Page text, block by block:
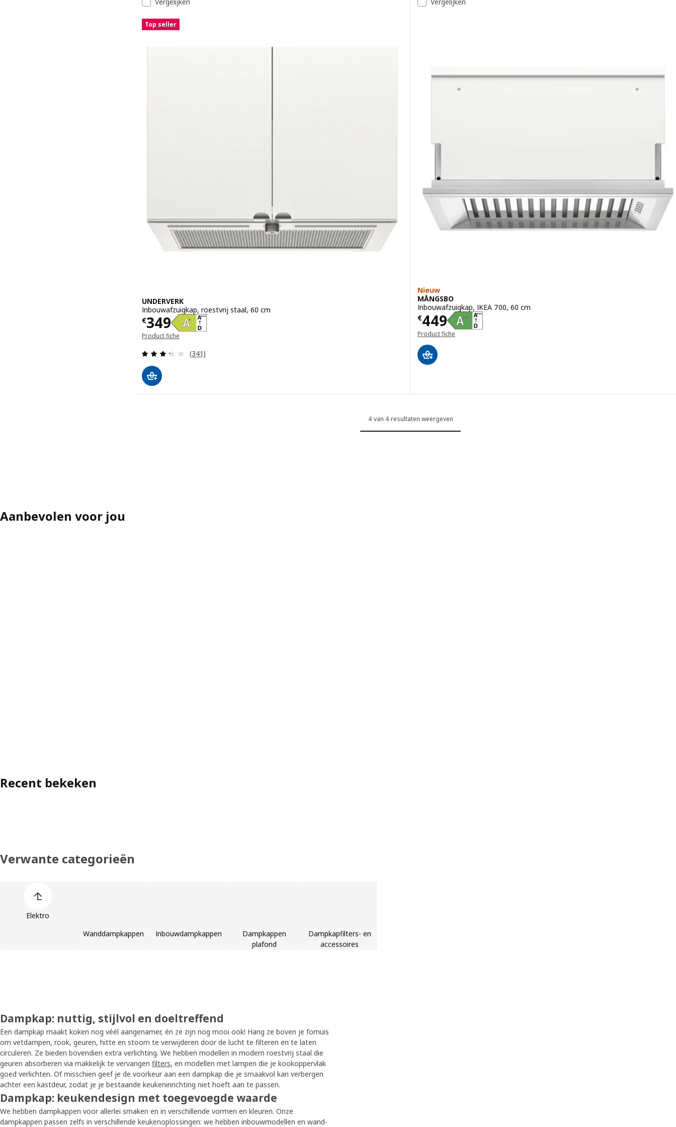
Vergelijken
Top seller
UNDERVERK
Inbouwafzuigkap, roestvrij staal, 60 cm
€349
Prijs € 349
Product fiche
Beoordeling: 3.3 van 5 sterren. Totaal beoordelingen:
(341)
Vergelijken
Nieuw
MÅNGSBO
Inbouwafzuigkap, IKEA 700, 60 cm
€449
Prijs € 449
Product fiche
4 van 4 resultaten weergeven
Aanbevolen voor jou
Recent bekeken
Verwante categorieën
Elektro
Wanddampkappen
Inbouwdampkappen
Dampkappen
plafond
Dampkapfilters- en
accessoires
Dampkap: nuttig, stijlvol en doeltreffend
Een dampkap maakt koken nog véél aangenamer, én ze zijn nog mooi ook! Hang ze boven je fornuis
om vetdampen, rook, geuren, hitte en stoom te verwijderen door de lucht te filteren en te laten
circuleren. Ze bieden bovendien extra verlichting. We hebben modellen in modern roestvrij staal die
geuren absorberen via makkelijk te vervangen filters, en modellen met lampen die je kookoppervlak
goed verlichten. Of misschien geef je de voorkeur aan een dampkap die je smaakvol kan verbergen
achter een kastdeur, zodat je je bestaande keukeninrichting niet hoeft aan te passen.
Dampkap: keukendesign met toegevoegde waarde
We hebben dampkappen voor allerlei smaken en in verschillende vormen en kleuren. Onze
dampkappen passen zelfs in verschillende keukenoplossingen: we hebben inbouwmodellen en wand-